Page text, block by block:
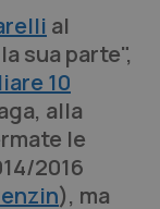
al
sua parte",
10
alla
le
2016
), ma